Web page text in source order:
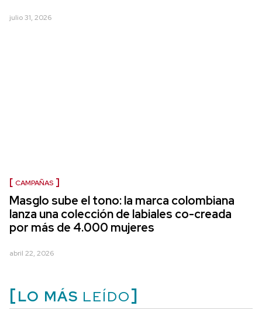
julio 31, 2026
CAMPAÑAS
Masglo sube el tono: la marca colombiana
lanza una colección de labiales co-creada
por más de 4.000 mujeres
abril 22, 2026
LO MÁS LEÍDO